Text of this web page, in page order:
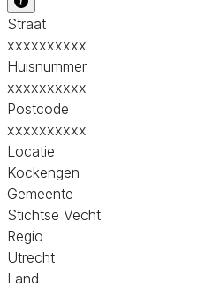
Straat
xxxxxxxxxx
Huisnummer
xxxxxxxxxx
Postcode
xxxxxxxxxx
Locatie
Kockengen
Gemeente
Stichtse Vecht
Regio
Utrecht
Land